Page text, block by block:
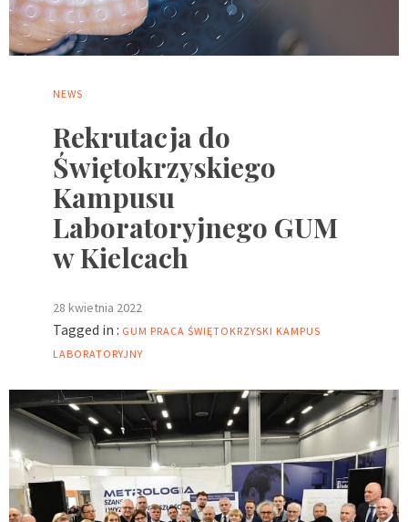
NEWS
Rekrutacja do
Świętokrzyskiego
Kampusu
Laboratoryjnego GUM
w Kielcach
28 kwietnia 2022
Tagged in : GUM PRACA ŚWIĘTOKRZYSKI KAMPUS
LABORATORYJNY